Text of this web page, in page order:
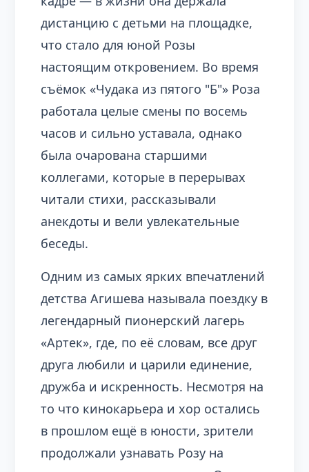
дистанцию с детьми на площадке,
что стало для юной Розы
настоящим откровением. Во время
съёмок «Чудака из пятого "Б"» Роза
работала целые смены по восемь
часов и сильно уставала, однако
была очарована старшими
коллегами, которые в перерывах
читали стихи, рассказывали
анекдоты и вели увлекательные
беседы.
Одним из самых ярких впечатлений
детства Агишева называла поездку в
легендарный пионерский лагерь
«Артек», где, по её словам, все друг
друга любили и царили единение,
дружба и искренность. Несмотря на
то что кинокарьера и хор остались
в прошлом ещё в юности, зрители
продолжали узнавать Розу на